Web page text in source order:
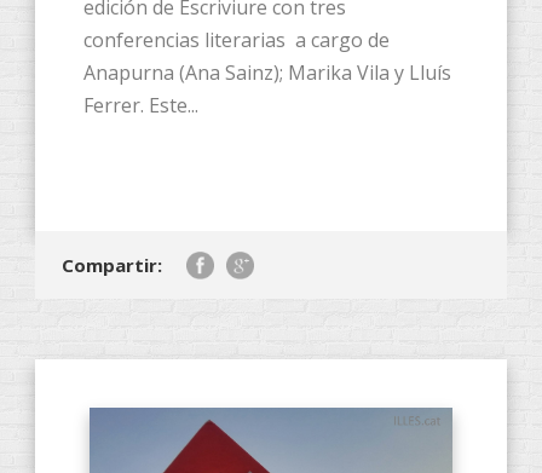
edición de Escriviure con tres
conferencias literarias a cargo de
Anapurna (Ana Sainz); Marika Vila y Lluís
Ferrer. Este...
Compartir: